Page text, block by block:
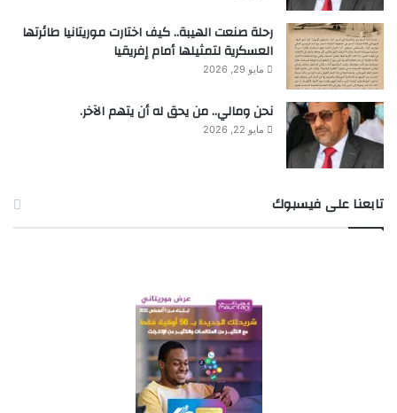
رحلة صنعت الهيبة.. كيف اختارت موريتانيا طائرتها
العسكرية لتمثيلها أمام إفريقيا
مايو 29, 2026
نحن ومالي.. من يحق له أن يتهم الآخر.
مايو 22, 2026
تابعنا على فيسبوك